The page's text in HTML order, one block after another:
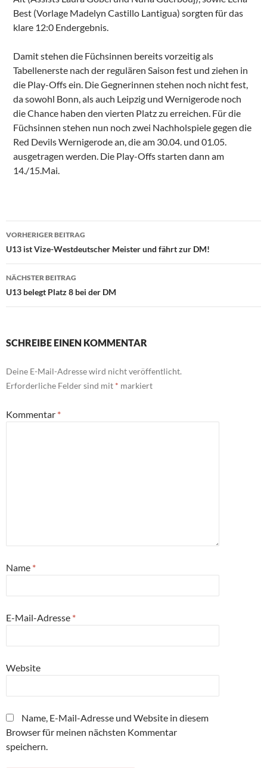
Best (Vorlage Madelyn Castillo Lantigua) sorgten für das
klare 12:0 Endergebnis.
Damit stehen die Füchsinnen bereits vorzeitig als
Tabellenerste nach der regulären Saison fest und ziehen in
die Play-Offs ein. Die Gegnerinnen stehen noch nicht fest,
da sowohl Bonn, als auch Leipzig und Wernigerode noch
die Chance haben den vierten Platz zu erreichen. Für die
Füchsinnen stehen nun noch zwei Nachholspiele gegen die
Red Devils Wernigerode an, die am 30.04. und 01.05.
ausgetragen werden. Die Play-Offs starten dann am
14./15.Mai.
Beitragsnavigation
VORHERIGER BEITRAG
U13 ist Vize-Westdeutscher Meister und fährt zur DM!
NÄCHSTER BEITRAG
U13 belegt Platz 8 bei der DM
SCHREIBE EINEN KOMMENTAR
Deine E-Mail-Adresse wird nicht veröffentlicht.
Erforderliche Felder sind mit * markiert
Kommentar *
Name *
E-Mail-Adresse *
Website
Name, E-Mail-Adresse und Website in diesem
Browser für meinen nächsten Kommentar
speichern.